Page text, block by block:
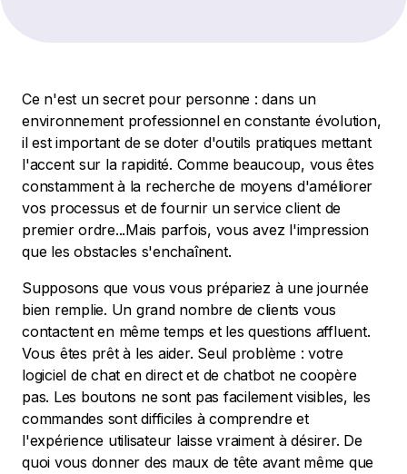
Ce n'est un secret pour personne : dans un
environnement professionnel en constante évolution,
il est important de se doter d'outils pratiques mettant
l'accent sur la rapidité. Comme beaucoup, vous êtes
constamment à la recherche de moyens d'améliorer
vos processus et de fournir un service client de
premier ordre...Mais parfois, vous avez l'impression
que les obstacles s'enchaînent.
Supposons que vous vous prépariez à une journée
bien remplie. Un grand nombre de clients vous
contactent en même temps et les questions affluent.
Vous êtes prêt à les aider. Seul problème : votre
logiciel de chat en direct et de chatbot ne coopère
pas. Les boutons ne sont pas facilement visibles, les
commandes sont difficiles à comprendre et
l'expérience utilisateur laisse vraiment à désirer. De
quoi vous donner des maux de tête avant même que